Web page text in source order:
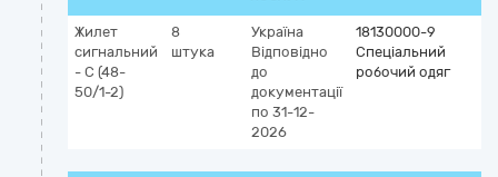
Жилет
сигнальний
- С (48-
50/1-2)
8
штука
Україна
Відповідно
до
документації
по 31-12-
2026
18130000-9
Спеціальний
робочий одяг